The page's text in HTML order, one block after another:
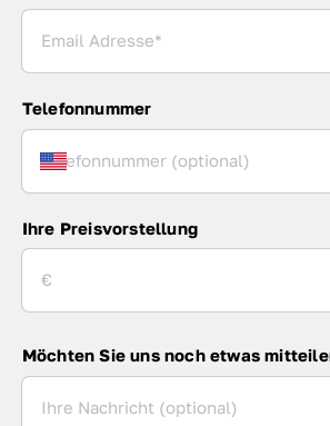
Telefonnummer
Ihre Preisvorstellung
Möchten Sie uns noch etwas